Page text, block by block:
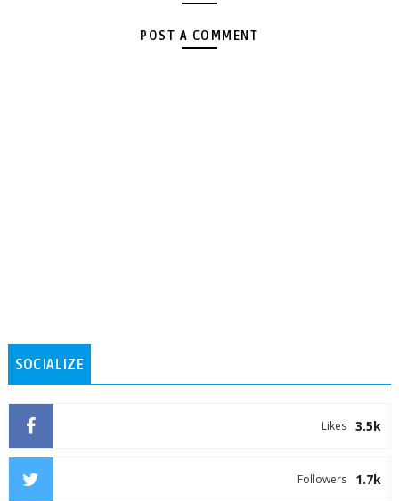
POST A COMMENT
SOCIALIZE
3.5k
Likes
1.7k
Followers